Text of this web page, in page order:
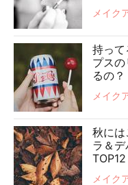
メイク
持っ
プス
るの？
メイク
秋に
ラ＆
TOP12
メイク